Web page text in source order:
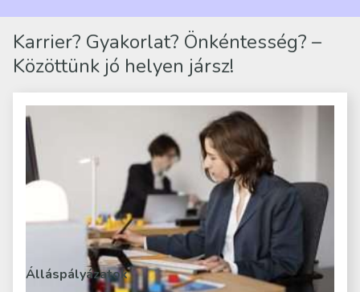
Karrier? Gyakorlat? Önkéntesség? –
Közöttünk jó helyen jársz!
Álláspályázatok